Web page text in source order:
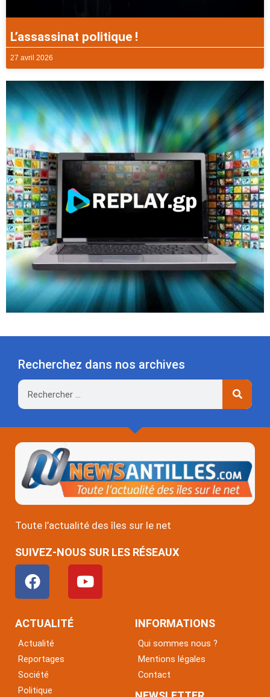
L’assassinat politique !
27 avril 2026
Recherchez dans nos archives
Rechercher
Toute l’actualité des îles sur le net
SUIVEZ-NOUS SUR LES RÉSEAUX
F
a
c
e
o
o
k
Y
o
u
ACTUALITÉ
Actualité
Reportages
Société
Politique
INFORMATIONS
Qui sommes nous ?
Mentions légales
Contact